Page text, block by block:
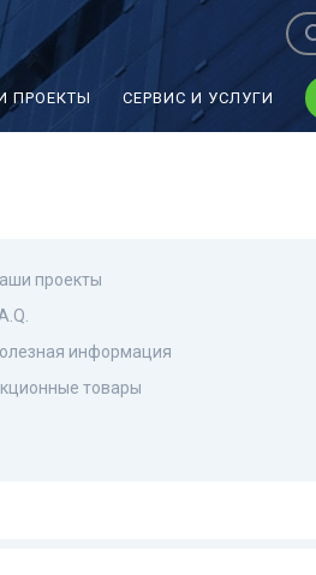
ПРОЕКТЫ СЕРВИС И УСЛУГИ
проекты
информация
товары